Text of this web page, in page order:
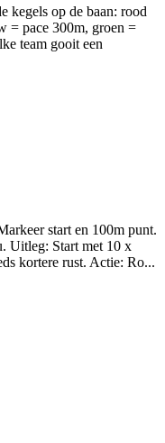
kegels op de baan: rood
= pace 300m, groen =
team gooit een
start en 100m punt.
Uitleg: Start met 10 x
kortere rust. Actie: Ro...